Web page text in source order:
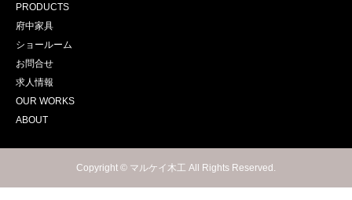
PRODUCTS
府中家具
ショールーム
お問合せ
求人情報
OUR WORKS
ABOUT
Copyright © マルケイ木工 All Rights Reserved.